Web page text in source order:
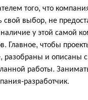
того, что
свой выбор, не
у этой самой
Главное, чтобы
разобраны и описаны
работы.
разработчик.